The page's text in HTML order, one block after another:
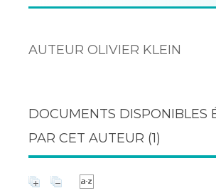
AUTEUR OLIVIER KLEIN
DOCUMENTS DISPONIBLES
PAR CET AUTEUR (1)